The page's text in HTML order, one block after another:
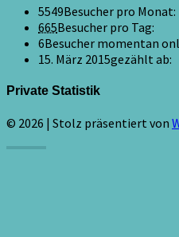
5549Besucher pro Monat:
665Besucher pro Tag:
6Besucher momentan
15. März 2015gezählt ab:
Private Statistik
© 2026 | Stolz präsentiert von